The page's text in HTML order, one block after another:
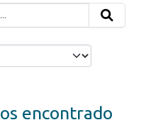
encontrado